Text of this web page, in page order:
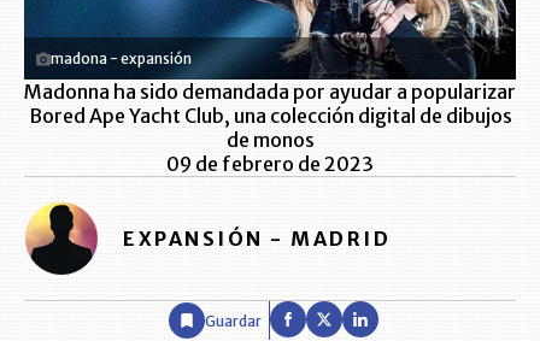
madona - expansión
Madonna ha sido demandada por ayudar a popularizar
Bored Ape Yacht Club, una colección digital de dibujos
de monos
09 de febrero de 2023
EXPANSIÓN - MADRID
Guardar